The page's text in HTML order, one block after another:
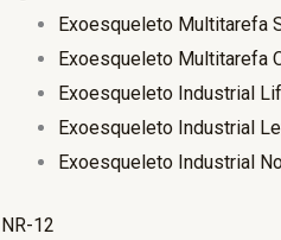
Exoesqueleto Multitarefa
Exoesqueleto Multitarefa
Exoesqueleto Industrial
Exoesqueleto Industrial
Exoesqueleto Industrial
NR-12